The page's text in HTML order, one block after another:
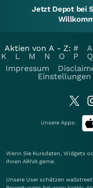
Jetzt Depot bei
Aktien von A - Z: # A
K
L M N O P Q
Impressum
Einstellungen
Unsere Apps:
Wenn Sie Kursdaten, Widgets
Ihnen ARIVA gerne.
Unsere User schätzen